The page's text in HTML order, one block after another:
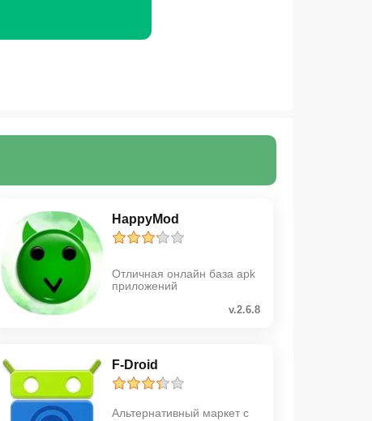
HappyMod
Отличная онлайн база apk
приложений
v.2.6.8
F-Droid
Альтернативный маркет с